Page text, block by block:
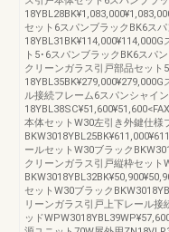
セット6スパンブラックBK6スパ
ト5･6スパンブラックBK6スパ
クリーンガラス引戸部品セット
ル接続フレーム6スパンシャイ
本体セットW30左引き外鍵仕様
ールセットW30ブラック
クリーンガラス引戸縦枠セット
セットW30ブラック
リーンガラス引戸上下レール接
ッド